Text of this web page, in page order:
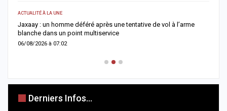
ACTUALITÉ À LA UNE
Jaxaay : un homme déféré après une tentative de vol à l’arme
blanche dans un point multiservice
06/08/2026 à 07:02
Derniers Infos...